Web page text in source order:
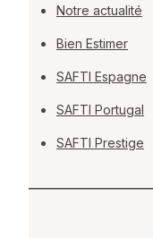
Notre actualité
Bien Estimer
SAFTI Espagne
SAFTI Portugal
SAFTI Prestige